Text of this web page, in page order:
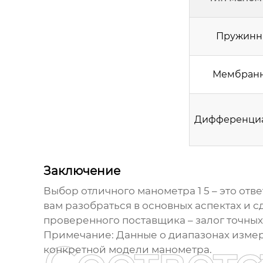
Заключение
Выбор отличного манометра 1 5 – это
вам разобраться в основных аспектах и
проверенного поставщика – залог
Примечание: Данные о диапазонах
конкретной модели манометра.